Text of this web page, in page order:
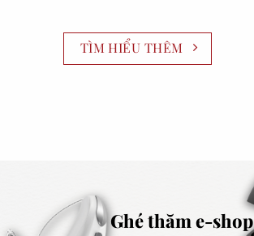
TÌM HIỂU THÊM
Ghé thăm e-shop